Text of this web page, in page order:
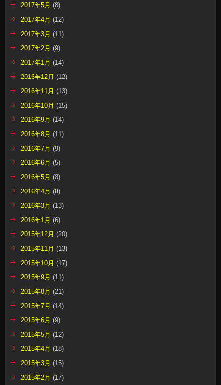
2017年5月 (8)
2017年4月 (12)
2017年3月 (11)
2017年2月 (9)
2017年1月 (14)
2016年12月 (12)
2016年11月 (13)
2016年10月 (15)
2016年9月 (14)
2016年8月 (11)
2016年7月 (9)
2016年6月 (5)
2016年5月 (8)
2016年4月 (8)
2016年3月 (13)
2016年1月 (6)
2015年12月 (20)
2015年11月 (13)
2015年10月 (17)
2015年9月 (11)
2015年8月 (21)
2015年7月 (14)
2015年6月 (9)
2015年5月 (12)
2015年4月 (18)
2015年3月 (15)
2015年2月 (17)